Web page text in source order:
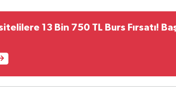
13 Bin 750 TL Burs Fırsatı!